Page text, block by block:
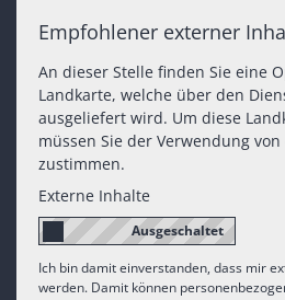
Empfohlener externer
An dieser Stelle finden Sie eine
Landkarte, welche über den
ausgeliefert wird. Um diese
müssen Sie der Verwendung
zustimmen.
Externe Inhalte
Ich bin damit einverstanden, dass mir
werden. Damit können